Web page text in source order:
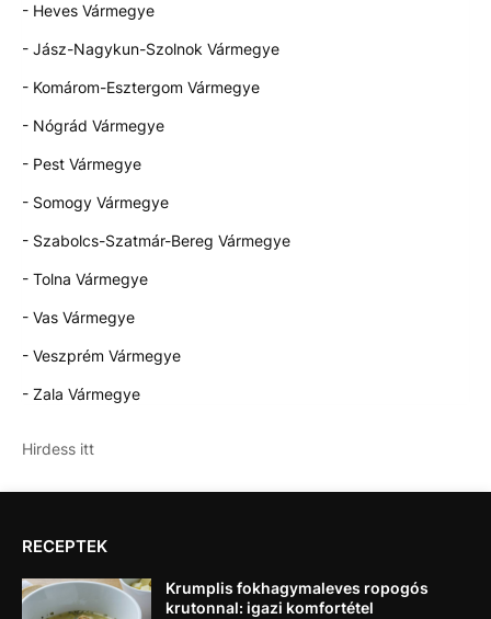
- Heves Vármegye
- Jász-Nagykun-Szolnok Vármegye
- Komárom-Esztergom Vármegye
- Nógrád Vármegye
- Pest Vármegye
- Somogy Vármegye
- Szabolcs-Szatmár-Bereg Vármegye
- Tolna Vármegye
- Vas Vármegye
- Veszprém Vármegye
- Zala Vármegye
Hirdess itt
RECEPTEK
Krumplis fokhagymaleves ropogós
krutonnal: igazi komfortétel